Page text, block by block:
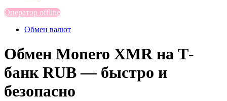
Оператор offline
Обмен валют
Обмен Monero XMR на Т-
банк RUB — быстро и
безопасно